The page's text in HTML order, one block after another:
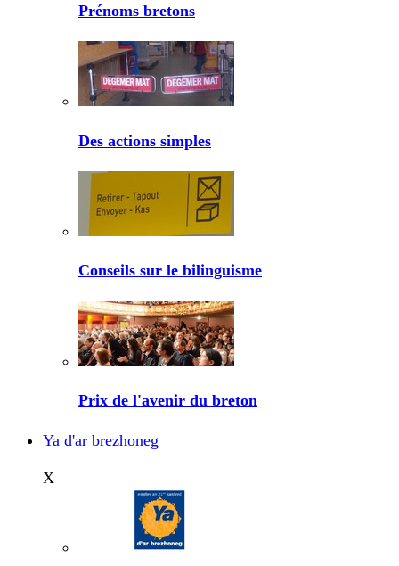
Prénoms bretons
Des actions simples
Conseils sur le bilinguisme
Prix de l'avenir du breton
Ya d'ar brezhoneg
X